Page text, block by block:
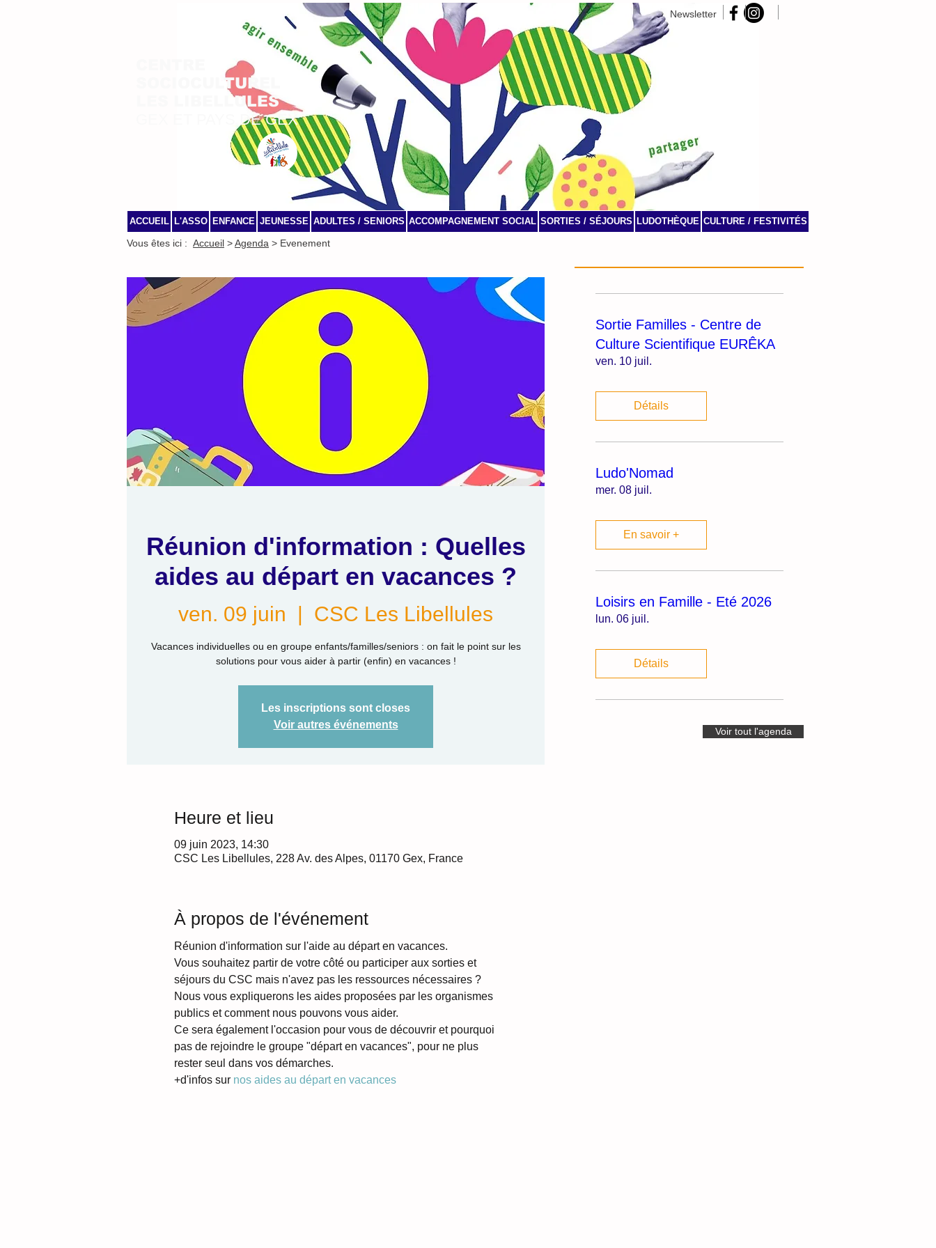
Newsletter
SOCIOCULTUREL
LES LIBELLULES
GEX ET PAYS DE GEX
ACCUEIL L'ASSO ENFANCE JEUNESSE ADULTES / SENIORS ACCOMPAGNEMENT SOCIAL SORTIES / SÉJOURS LUDOTHÈQUE CULTURE / FESTIVITÉS
Vous êtes ici : Accueil >Agenda > Evenement
Réunion d'information : Quelles
aides au départ en vacances ?
ven. 09 juin CSC Les Libellules
Vacances individuelles ou en groupe enfants/familles/seniors : on fait le point sur les
solutions pour vous aider à partir (enfin) en vacances !
Les inscriptions sont closes
Voir autres événements
Heure et lieu
09 juin 2023, 14:30
CSC Les Libellules, 228 Av. des Alpes, 01170 Gex, France
À propos de l'événement
Réunion d'information sur l'aide au départ en vacances.
Vous souhaitez partir de votre côté ou participer aux sorties et
séjours du CSC mais n'avez pas les ressources nécessaires ?
Nous vous expliquerons les aides proposées par les organismes
publics et comment nous pouvons vous aider.
Ce sera également l'occasion pour vous de découvrir et pourquoi
pas de rejoindre le groupe "départ en vacances", pour ne plus
rester seul dans vos démarches.
+d'infos sur nos aides au départ en vacances
Sortie Familles - Centre de
Culture Scientifique EURÊKA
ven. 10 juil.
Détails
Ludo'Nomad
mer. 08 juil.
En savoir +
Loisirs en Famille - Eté 2026
lun. 06 juil.
Détails
Voir tout l'agenda